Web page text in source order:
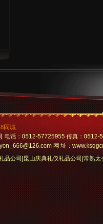
同城
电话：0512-57725955 传真：
网 址：
品公司|昆山庆典礼仪礼品公司|常熟